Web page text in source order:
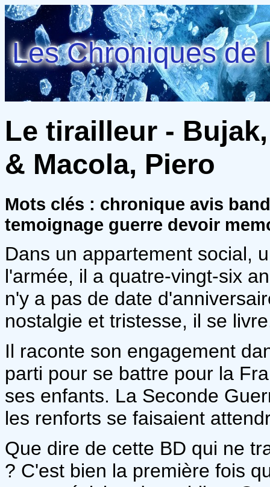
Les Chroniques de
Le tirailleur -
& Macola, Piero
Mots clés : chronique avis
temoignage guerre devoir
Dans un appartement social,
l'armée, il a quatre-vingt-six
n'y a pas de date
nostalgie et tristesse, il se
Il raconte son engagement
parti pour se battre pour la
ses enfants. La Seconde
les renforts se faisaient
Que dire de cette BD qui ne
? C'est bien la première fois